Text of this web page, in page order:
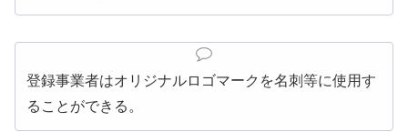
登録事業者はオリジナルロゴマークを名刺等に使用す
ることができる。